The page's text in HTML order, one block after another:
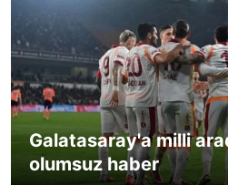
Galatasaray'a milli
olumsuz haber